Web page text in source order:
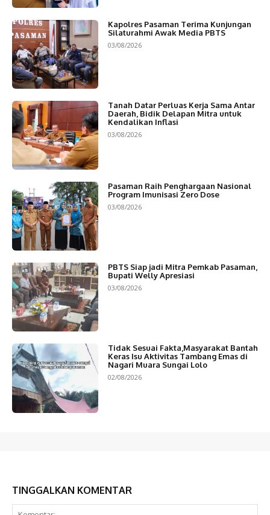
Kapolres Pasaman Terima Kunjungan
Silaturahmi Awak Media PBTS
03/08/2026
Tanah Datar Perluas Kerja Sama Antar
Daerah, Bidik Delapan Mitra untuk
Kendalikan Inflasi
03/08/2026
Pasaman Raih Penghargaan Nasional
Program Imunisasi Zero Dose
03/08/2026
PBTS Siap jadi Mitra Pemkab Pasaman,
Bupati Welly Apresiasi
03/08/2026
Tidak Sesuai Fakta,Masyarakat Bantah
Keras Isu Aktivitas Tambang Emas di
Nagari Muara Sungai Lolo
02/08/2026
TINGGALKAN KOMENTAR